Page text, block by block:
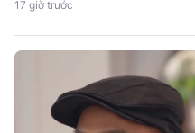
17 giờ trước